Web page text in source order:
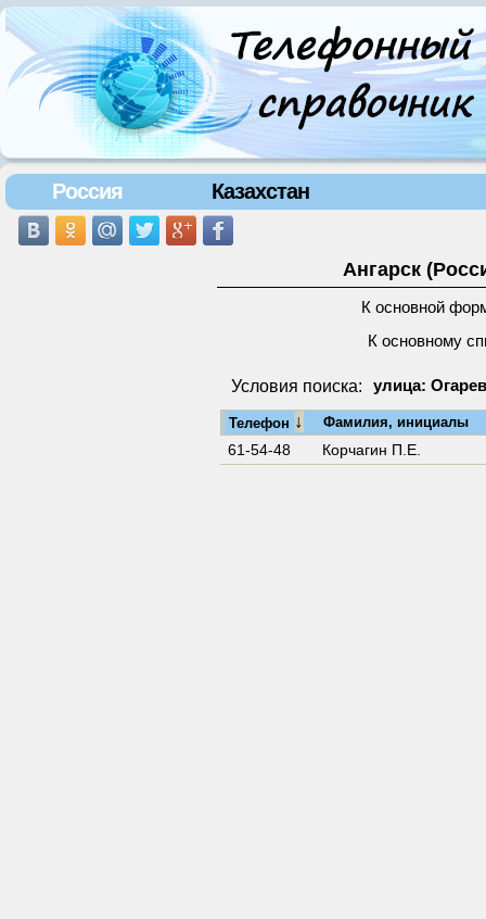
Россия Казахстан
Ангарск
К основной
К основному
Условия поиска: улица:
Телефон ↓ Фамилия, инициалы
61-54-48 Корчагин П.Е.